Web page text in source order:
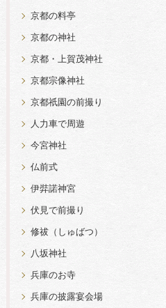
京都の料亭
京都の神社
京都・上賀茂神社
京都宗像神社
京都祇園の前撮り
人力車で周遊
今宮神社
仏前式
伊弉諾神宮
伏見で前撮り
修祓（しゅばつ）
八坂神社
兵庫のお寺
兵庫の披露宴会場